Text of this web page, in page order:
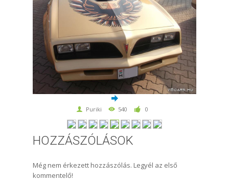
Puriki 540 0
HOZZÁSZÓLÁSOK
Még nem érkezett hozzászólás. Legyél az első
kommentelő!